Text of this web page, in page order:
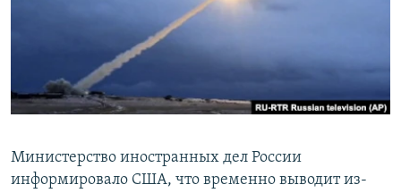
ПОДПИШИТЕСЬ НА РАССЫЛКУ
СОЦИАЛЬНЫЕ СЕТИ
Все сайты РСЕ/РС
Министерство иностранных дел России
информировало США, что временно выводит из-